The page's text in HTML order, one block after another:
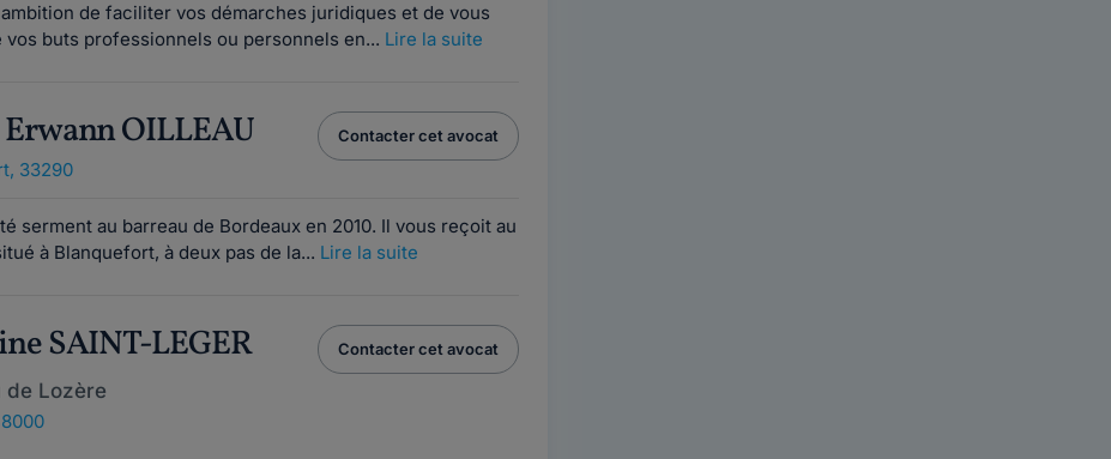
de faciliter vos démarches juridiques et de vous
buts professionnels ou personnels en... Lire la suite
OILLEAU
33290
Contacter cet avocat
serment au barreau de Bordeaux en 2010. Il vous reçoit au
à Blanquefort, à deux pas de la... Lire la suite
SAINT-LEGER
de Lozère
Contacter cet avocat